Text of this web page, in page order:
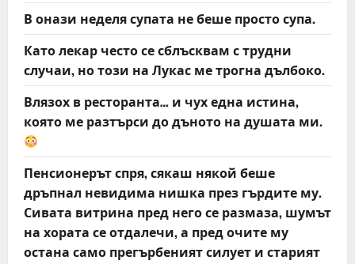
В онази неделя супата не беше просто супа.
Като лекар често се сблъсквам с трудни
случаи, но този на Лукас ме трогна дълбоко.
Влязох в ресторанта… и чух една истина,
която ме разтърси до дъното на душата ми.
Пенсионерът спря, сякаш някой беше
дръпнал невидима нишка през гърдите му.
Сивата витрина пред него се размаза, шумът
на хората се отдалечи, а пред очите му
остана само прегърбеният силует и старият